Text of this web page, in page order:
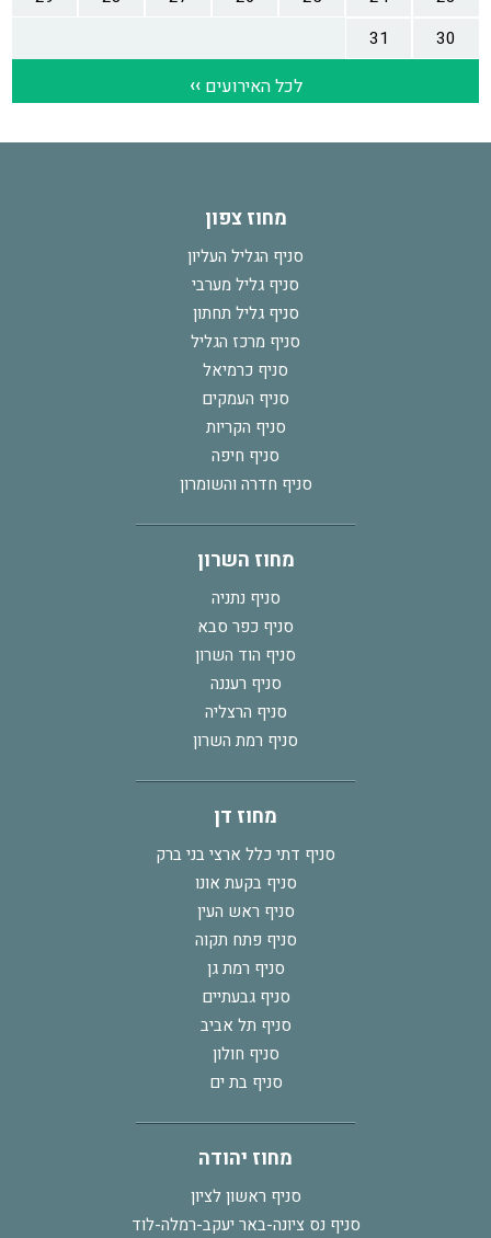
מחוז צפון
סניף הגליל העליון
סניף גליל מערבי
סניף גליל תחתון
סניף מרכז הגליל
סניף כרמיאל
סניף העמקים
סניף הקריות
סניף חיפה
סניף חדרה והשומרון
מחוז השרון
סניף נתניה
סניף כפר סבא
סניף הוד השרון
סניף רעננה
סניף הרצליה
סניף רמת השרון
מחוז דן
סניף דתי כלל ארצי בני ברק
סניף בקעת אונו
סניף ראש העין
סניף פתח תקוה
סניף רמת גן
סניף גבעתיים
סניף תל אביב
סניף חולון
סניף בת ים
מחוז יהודה
סניף ראשון לציון
סניף נס ציונה-באר יעקב-רמלה-לוד